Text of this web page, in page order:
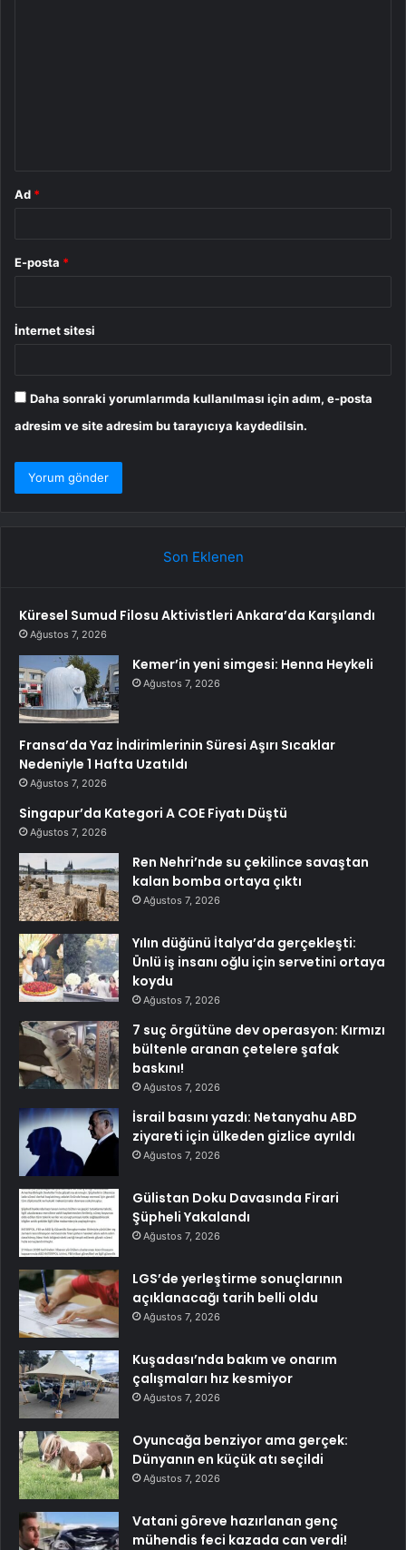
Ad *
E-posta *
İnternet sitesi
Daha sonraki yorumlarımda kullanılması için adım, e-posta
adresim ve site adresim bu tarayıcıya kaydedilsin.
Son Eklenen
Küresel Sumud Filosu Aktivistleri Ankara’da Karşılandı
Ağustos 7, 2026
Kemer’in yeni simgesi: Henna Heykeli
Ağustos 7, 2026
Fransa’da Yaz İndirimlerinin Süresi Aşırı Sıcaklar
Nedeniyle 1 Hafta Uzatıldı
Ağustos 7, 2026
Singapur’da Kategori A COE Fiyatı Düştü
Ağustos 7, 2026
Ren Nehri’nde su çekilince savaştan
kalan bomba ortaya çıktı
Ağustos 7, 2026
Yılın düğünü İtalya’da gerçekleşti:
Ünlü iş insanı oğlu için servetini ortaya
koydu
Ağustos 7, 2026
7 suç örgütüne dev operasyon: Kırmızı
bültenle aranan çetelere şafak
baskını!
Ağustos 7, 2026
İsrail basını yazdı: Netanyahu ABD
ziyareti için ülkeden gizlice ayrıldı
Ağustos 7, 2026
Gülistan Doku Davasında Firari
Şüpheli Yakalandı
Ağustos 7, 2026
LGS’de yerleştirme sonuçlarının
açıklanacağı tarih belli oldu
Ağustos 7, 2026
Kuşadası’nda bakım ve onarım
çalışmaları hız kesmiyor
Ağustos 7, 2026
Oyuncağa benziyor ama gerçek:
Dünyanın en küçük atı seçildi
Ağustos 7, 2026
Vatani göreve hazırlanan genç
mühendis feci kazada can verdi!